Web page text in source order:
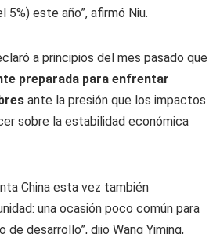
5%) este año”, afirmó Niu.
a principios del mes pasado que
preparada para enfrentar
ante la presión que los impactos
sobre la estabilidad económica
China esta vez también
una ocasión poco común para
desarrollo”, dijo Wang Yiming,